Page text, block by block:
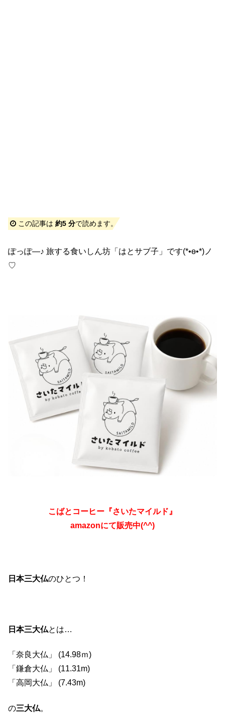
この記事は約5 分で読めます。
ぽっぽ―♪ 旅する食いしん坊「はとサブ子」です(*•ө•*)ノ
♡
こばとコーヒー『さいたマイルド』
amazonにて販売中(^^)
日本三大仏のひとつ！
日本三大仏とは…
「奈良大仏」 (14.98ｍ)
「鎌倉大仏」 (11.31m)
「高岡大仏」 (7.43m)
の三大仏。